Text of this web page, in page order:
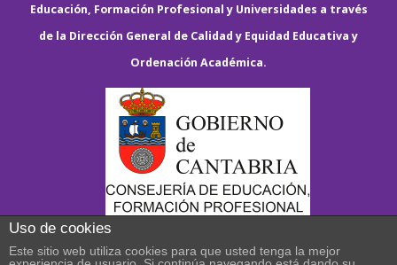
Educación, Formación Profesional y Universidades a través
de la Dirección General de Calidad y Equidad Educativa y
Ordenación Académica.
Uso de cookies
Este sitio web utiliza cookies para que usted tenga la mejor